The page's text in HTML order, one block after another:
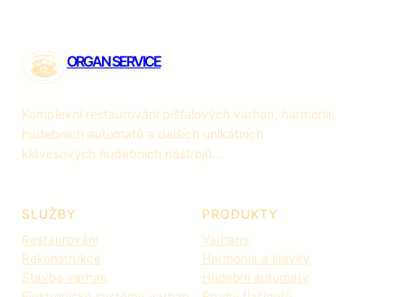
ORGAN SERVICE
Komplexní restaurování píšťalových varhan, harmonií,
hudebních automatů a dalších unikátních
klávesových hudebních nástrojů…
SLUŽBY
Restaurování
Rekonstrukce
Stavba varhan
PRODUKTY
Varhany
Harmonia a klavíry
Hudební automaty